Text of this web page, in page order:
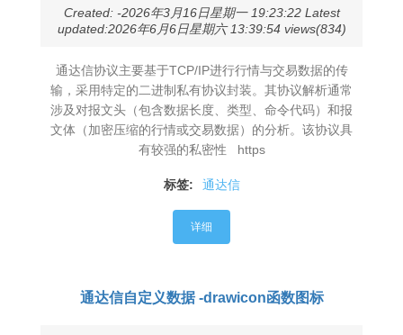
Created: -2026年3月16日星期一 19:23:22 Latest
updated:2026年6月6日星期六 13:39:54 views(834)
通达信协议主要基于TCP/IP进行行情与交易数据的传
输，采用特定的二进制私有协议封装。其协议解析通常
涉及对报文头（包含数据长度、类型、命令代码）和报
文体（加密压缩的行情或交易数据）的分析。该协议具
有较强的私密性 https
标签: 通达信
详细
通达信自定义数据 -drawicon函数图标